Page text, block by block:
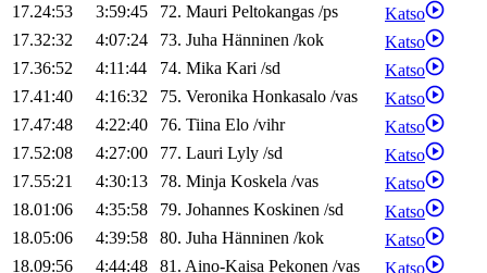
17.24:53
3:59:45 72. Mauri Peltokangas /ps
Katso
17.32:32
4:07:24 73. Juha Hänninen /kok
Katso
17.36:52
4:11:44 74. Mika Kari /sd
Katso
17.41:40
4:16:32 75. Veronika Honkasalo /vas
Katso
17.47:48
4:22:40 76. Tiina Elo /vihr
Katso
17.52:08
4:27:00 77. Lauri Lyly /sd
Katso
17.55:21
4:30:13 78. Minja Koskela /vas
Katso
18.01:06
4:35:58 79. Johannes Koskinen /sd
Katso
18.05:06
4:39:58 80. Juha Hänninen /kok
Katso
18.09:56
4:44:48 81. Aino-Kaisa Pekonen /vas Katso